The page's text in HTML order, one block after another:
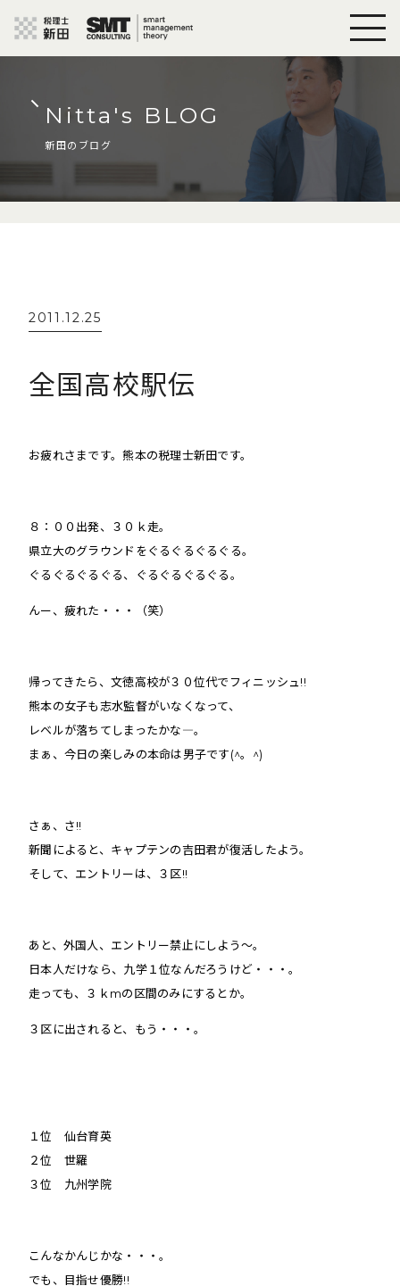
Nitta's BLOG
新田のブログ
2011.12.25
全国高校駅伝
お疲れさまです。熊本の税理士新田です。
８：００出発、３０ｋ走。
県立大のグラウンドをぐるぐるぐるぐる。
ぐるぐるぐるぐる、ぐるぐるぐるぐる。
んー、疲れた・・・（笑）
帰ってきたら、文徳高校が３０位代でフィニッシュ!!
熊本の女子も志水監督がいなくなって、
レベルが落ちてしまったかな―。
まぁ、今日の楽しみの本命は男子です(^。^)
さぁ、さ!!
新聞によると、キャプテンの吉田君が復活したよう。
そして、エントリーは、３区!!
あと、外国人、エントリー禁止にしよう〜。
日本人だけなら、九学１位なんだろうけど・・・。
走っても、３ｋmの区間のみにするとか。
３区に出されると、もう・・・。
１位 仙台育英
２位 世羅
３位 九州学院
こんなかんじかな・・・。
でも、目指せ優勝!!